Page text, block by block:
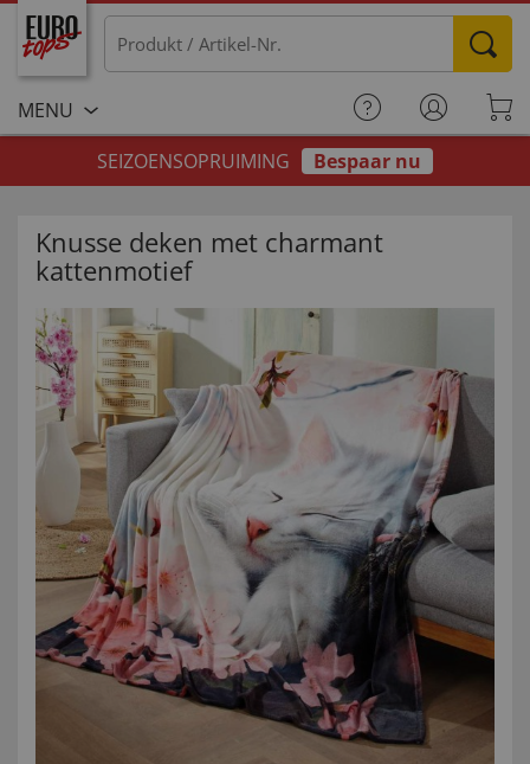
MENU
SEIZOENSOPRUIMING
Bespaar nu
Knusse deken met charmant
kattenmotief